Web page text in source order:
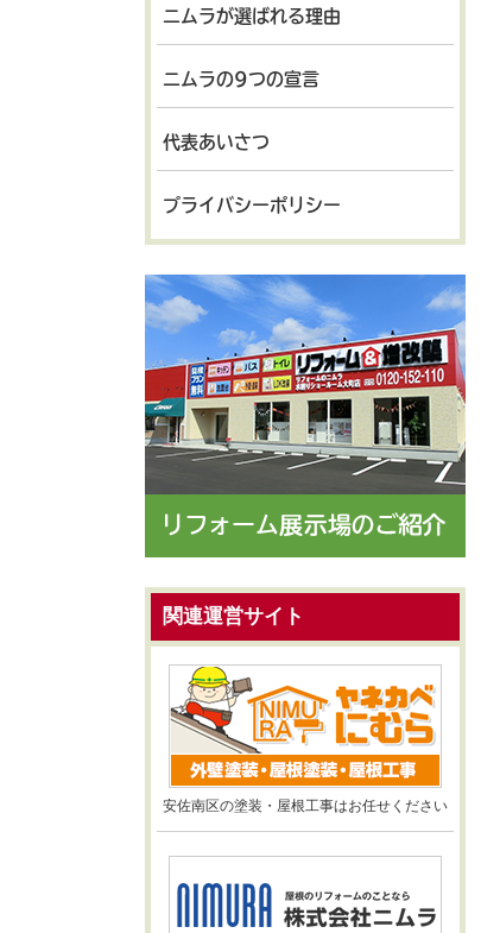
ニムラが選ばれる理由
ニムラの9つの宣言
代表あいさつ
プライバシーポリシー
関連運営サイト
安佐南区の塗装・屋根工事はお任せください